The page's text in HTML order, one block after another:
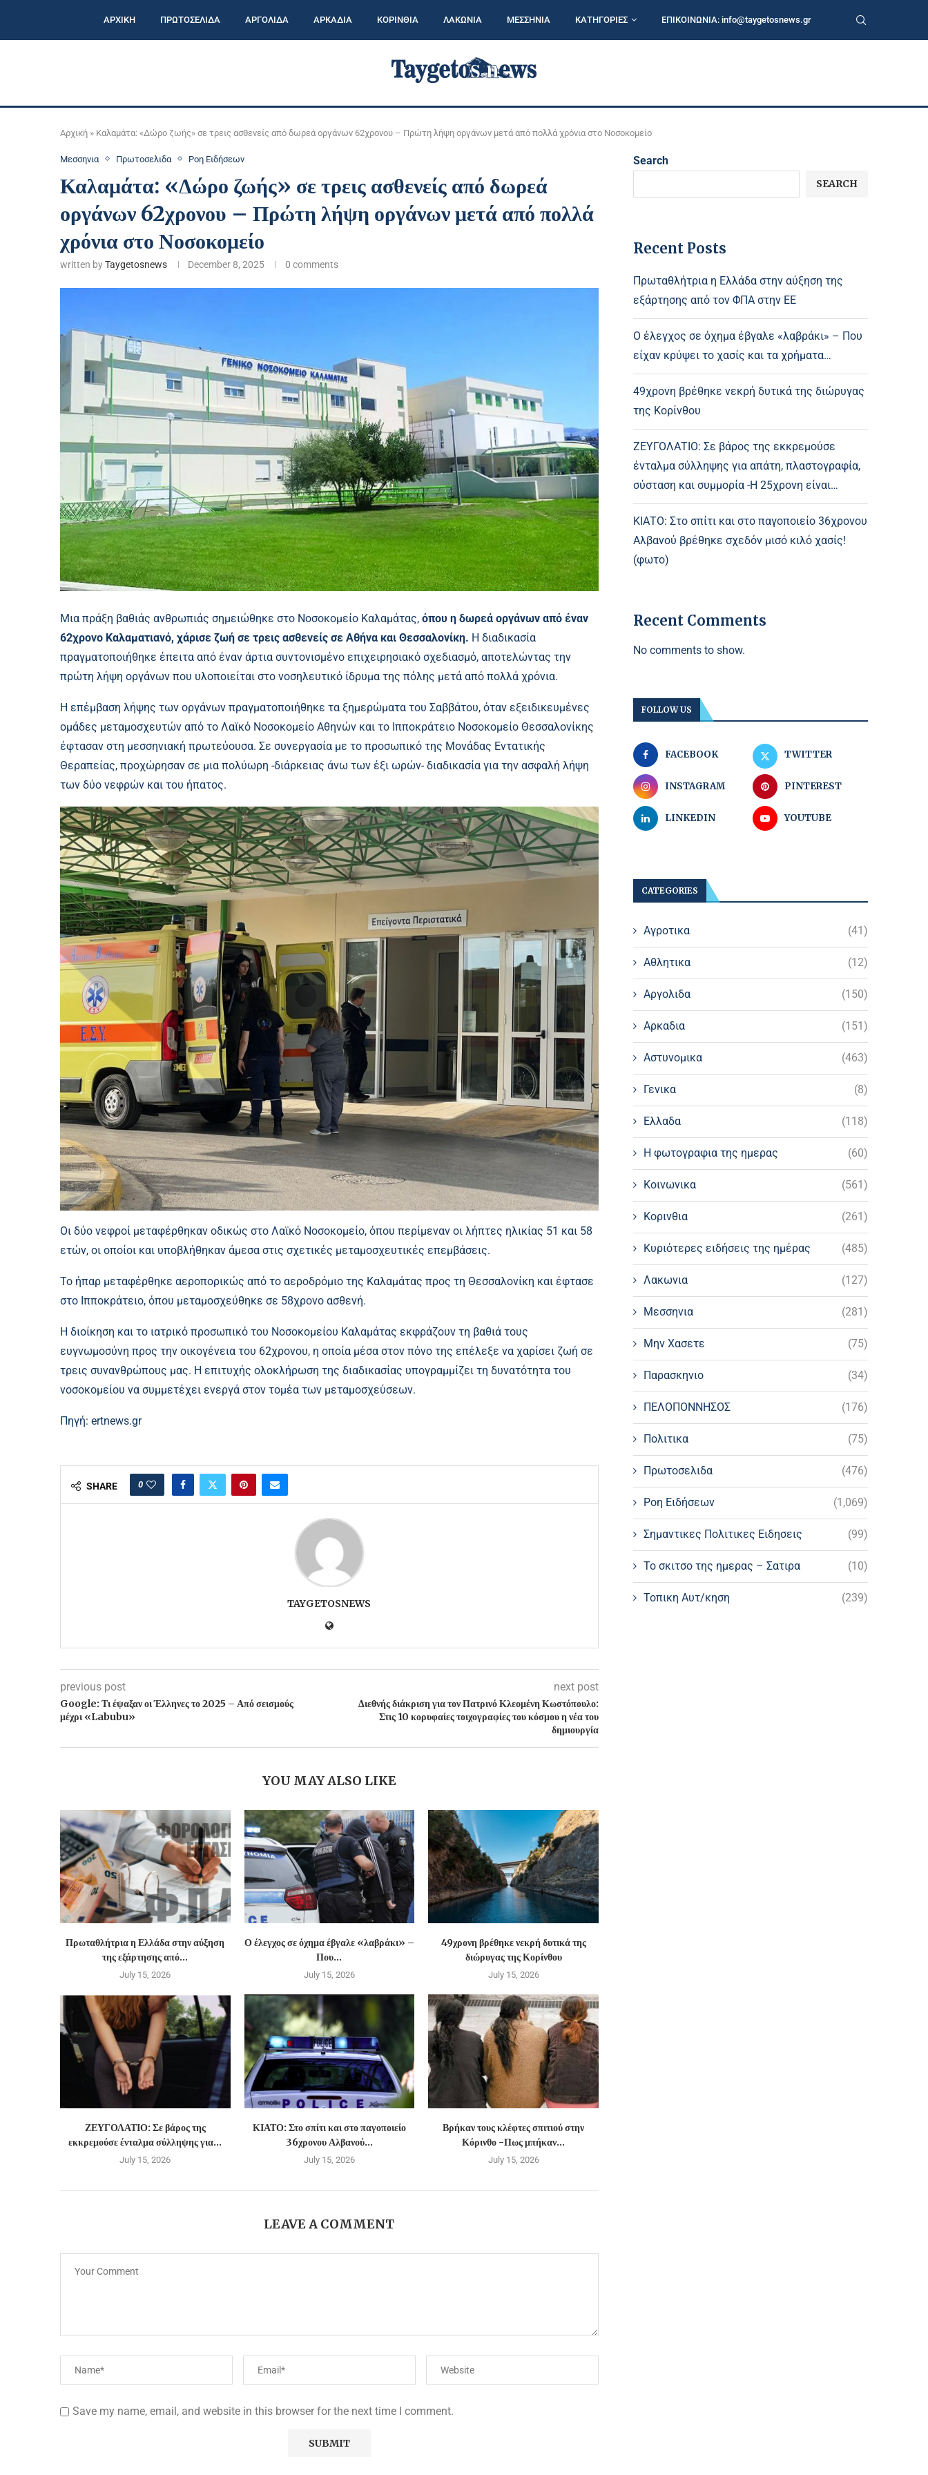
ΑΡΧΙΚΗ ΠΡΩΤΟΣΕΛΙΔΑ ΑΡΓΟΛΙΔΑ ΑΡΚΑΔΙΑ ΚΟΡΙΝΘΙΑ ΛΑΚΩΝΙΑ ΜΕΣΣΗΝΙΑ ΚΑΤΗΓΟΡΙΕΣ ΕΠΙΚΟΙΝΩΝΙΑ: info@taygetosnews.gr
Αρχική » Καλαμάτα: «Δώρο ζωής» σε τρεις ασθενείς από δωρεά οργάνων 62χρονου – Πρώτη λήψη οργάνων μετά από πολλά χρόνια στο Νοσοκομείο
Μεσσηνια Πρωτοσελιδα Ροη Ειδήσεων
Καλαμάτα: «Δώρο ζωής» σε τρεις ασθενείς από δωρεά
οργάνων 62χρονου – Πρώτη λήψη οργάνων μετά από πολλά
χρόνια στο Νοσοκομείο
written byTaygetosnews December 8, 2025 0 comments
Μια πράξη βαθιάς ανθρωπιάς σημειώθηκε στο Νοσοκομείο Καλαμάτας, όπου η δωρεά οργάνων από έναν
62χρονο Καλαματιανό, χάρισε ζωή σε τρεις ασθενείς σε Αθήνα και Θεσσαλονίκη. Η διαδικασία
πραγματοποιήθηκε έπειτα από έναν άρτια συντονισμένο επιχειρησιακό σχεδιασμό, αποτελώντας την
πρώτη λήψη οργάνων που υλοποιείται στο νοσηλευτικό ίδρυμα της πόλης μετά από πολλά χρόνια.
Η επέμβαση λήψης των οργάνων πραγματοποιήθηκε τα ξημερώματα του Σαββάτου, όταν εξειδικευμένες
ομάδες μεταμοσχευτών από το Λαϊκό Νοσοκομείο Αθηνών και το Ιπποκράτειο Νοσοκομείο Θεσσαλονίκης
έφτασαν στη μεσσηνιακή πρωτεύουσα. Σε συνεργασία με το προσωπικό της Μονάδας Εντατικής
Θεραπείας, προχώρησαν σε μια πολύωρη -διάρκειας άνω των έξι ωρών- διαδικασία για την ασφαλή λήψη
των δύο νεφρών και του ήπατος.
Οι δύο νεφροί μεταφέρθηκαν οδικώς στο Λαϊκό Νοσοκομείο, όπου περίμεναν οι λήπτες ηλικίας 51 και 58
ετών, οι οποίοι και υποβλήθηκαν άμεσα στις σχετικές μεταμοσχευτικές επεμβάσεις.
Το ήπαρ μεταφέρθηκε αεροπορικώς από το αεροδρόμιο της Καλαμάτας προς τη Θεσσαλονίκη και έφτασε
στο Ιπποκράτειο, όπου μεταμοσχεύθηκε σε 58χρονο ασθενή.
Η διοίκηση και το ιατρικό προσωπικό του Νοσοκομείου Καλαμάτας εκφράζουν τη βαθιά τους
ευγνωμοσύνη προς την οικογένεια του 62χρονου, η οποία μέσα στον πόνο της επέλεξε να χαρίσει ζωή σε
τρεις συνανθρώπους μας. Η επιτυχής ολοκλήρωση της διαδικασίας υπογραμμίζει τη δυνατότητα του
νοσοκομείου να συμμετέχει ενεργά στον τομέα των μεταμοσχεύσεων.
Πηγή: ertnews.gr
SHARE 0
TAYGETOSNEWS
previous post
Google: Τι έψαξαν οι Έλληνες το 2025 – Από σεισμούς
μέχρι «Labubu»
next post
Διεθνής διάκριση για τον Πατρινό Κλεομένη Κωστόπουλο:
Στις 10 κορυφαίες τοιχογραφίες του κόσμου η νέα του
δημιουργία
YOU MAY ALSO LIKE
Πρωταθλήτρια η Ελλάδα στην αύξηση
της εξάρτησης από...
July 15, 2026
Ο έλεγχος σε όχημα έβγαλε «λαβράκι» –
Που...
July 15, 2026
49χρονη βρέθηκε νεκρή δυτικά της
διώρυγας της Κορίνθου
July 15, 2026
ΖΕΥΓΟΛΑΤΙΟ: Σε βάρος της
εκκρεμούσε ένταλμα σύλληψης για...
July 15, 2026
ΚΙΑΤΟ: Στο σπίτι και στο παγοποιείο
36χρονου Αλβανού...
July 15, 2026
Βρήκαν τους κλέφτες σπιτιού στην
Κόρινθο -Πως μπήκαν...
July 15, 2026
LEAVE A COMMENT
Save my name, email, and website in this browser for the next time I comment.
Search
SEARCH
Recent Posts
Πρωταθλήτρια η Ελλάδα στην αύξηση της
εξάρτησης από τον ΦΠΑ στην ΕΕ
Ο έλεγχος σε όχημα έβγαλε «λαβράκι» – Που
είχαν κρύψει το χασίς και τα χρήματα…
49χρονη βρέθηκε νεκρή δυτικά της διώρυγας
της Κορίνθου
ΖΕΥΓΟΛΑΤΙΟ: Σε βάρος της εκκρεμούσε
ένταλμα σύλληψης για απάτη, πλαστογραφία,
σύσταση και συμμορία -Η 25χρονη είναι…
ΚΙΑΤΟ: Στο σπίτι και στο παγοποιείο 36χρονου
Αλβανού βρέθηκε σχεδόν μισό κιλό χασίς!
(φωτο)
Recent Comments
No comments to show.
FOLLOW US
FACEBOOK TWITTER
INSTAGRAM PINTEREST
LINKEDIN YOUTUBE
CATEGORIES
Αγροτικα (41)
Αθλητικα (12)
Αργολιδα (150)
Αρκαδια (151)
Αστυνομικα (463)
Γενικα (8)
Ελλαδα (118)
Η φωτογραφια της ημερας (60)
Κοινωνικα (561)
Κορινθια (261)
Κυριότερες ειδήσεις της ημέρας (485)
Λακωνια (127)
Μεσσηνια (281)
Μην Χασετε (75)
Παρασκηνιο (34)
ΠΕΛΟΠΟΝΝΗΣΟΣ (176)
Πολιτικα (75)
Πρωτοσελιδα (476)
Ροη Ειδήσεων (1,069)
Σημαντικες Πολιτικες Ειδησεις (99)
Το σκιτσο της ημερας – Σατιρα (10)
Τοπικη Αυτ/κηση (239)